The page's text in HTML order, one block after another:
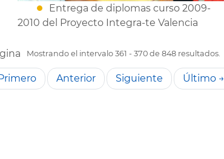
Entrega de diplomas curso 2009-
2010 del Proyecto Integra-te Valencia
Mostrando el intervalo 361 - 370 de 848 resultados.
Anterior Siguiente Último →